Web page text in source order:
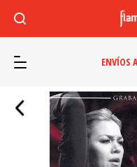
ENVÍOS